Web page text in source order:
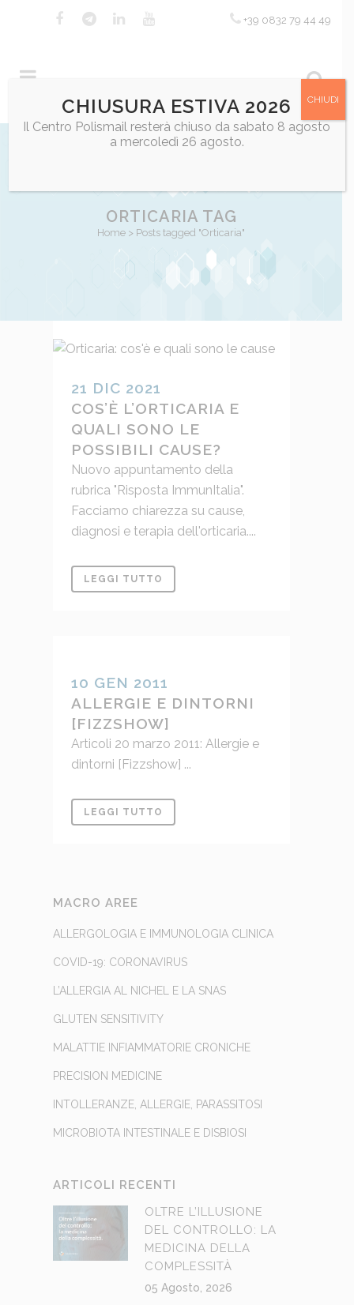
+39 0832 79 44 49
ORTICARIA TAG
Home > Posts tagged "Orticaria"
21 DIC 2021
COS’È L’ORTICARIA E
QUALI SONO LE
POSSIBILI CAUSE?
Nuovo appuntamento della
rubrica "Risposta ImmunItalia".
Facciamo chiarezza su cause,
diagnosi e terapia dell'orticaria....
LEGGI TUTTO
10 GEN 2011
ALLERGIE E DINTORNI
[FIZZSHOW]
Articoli 20 marzo 2011: Allergie e
dintorni [Fizzshow] ...
LEGGI TUTTO
MACRO AREE
ALLERGOLOGIA E IMMUNOLOGIA CLINICA
COVID-19: CORONAVIRUS
L’ALLERGIA AL NICHEL E LA SNAS
GLUTEN SENSITIVITY
MALATTIE INFIAMMATORIE CRONICHE
PRECISION MEDICINE
INTOLLERANZE, ALLERGIE, PARASSITOSI
MICROBIOTA INTESTINALE E DISBIOSI
ARTICOLI RECENTI
OLTRE L’ILLUSIONE
DEL CONTROLLO: LA
MEDICINA DELLA
COMPLESSITÀ
05 Agosto, 2026
CHIUSURA ESTIVA 2026
Il Centro Polismail resterà chiuso da sabato 8 agosto
a mercoledì 26 agosto.
CHIUDI